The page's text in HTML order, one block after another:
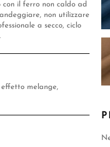
con il ferro non caldo ad
non utilizzare
a secco, ciclo
melange,